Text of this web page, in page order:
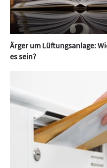
Ärger um Lüftungsanlage:
es sein?